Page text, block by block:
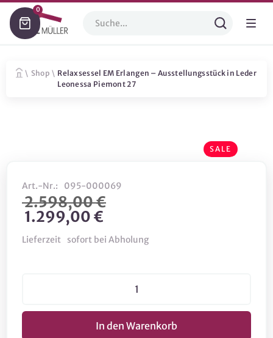
0
\ Shop \ Relaxsessel EM Erlangen – Ausstellungsstück in Leder
Leonessa Piemont 27
SALE
Art.-Nr.: 095-000069
2.598,00 €
1.299,00 €
Lieferzeit sofort bei Abholung